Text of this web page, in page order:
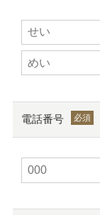
電話番号